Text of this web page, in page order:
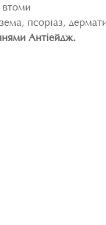
втоми
псоріаз,
Антіейдж.